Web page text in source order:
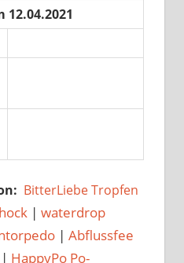
12.04.2021
BitterLiebe Tropfen
| waterdrop
| Abflussfee
| HappyPo Po-